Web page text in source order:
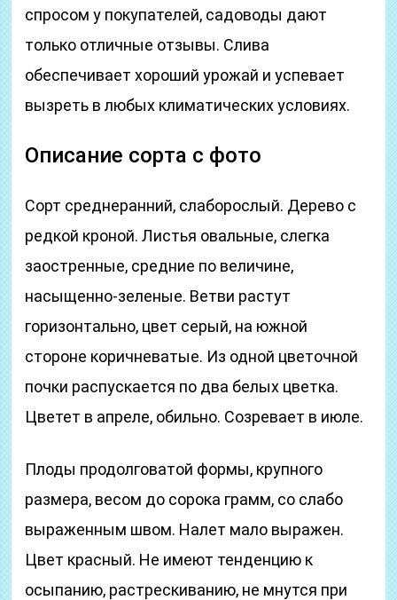
спросом у покупателей, садоводы дают
только отличные отзывы. Слива
обеспечивает хороший урожай и успевает
вызреть в любых климатических условиях.
Описание сорта с фото
Сорт среднеранний, слаборослый. Дерево с
редкой кроной. Листья овальные, слегка
заостренные, средние по величине,
насыщенно-зеленые. Ветви растут
горизонтально, цвет серый, на южной
стороне коричневатые. Из одной цветочной
почки распускается по два белых цветка.
Цветет в апреле, обильно. Созревает в июле.
Плоды продолговатой формы, крупного
размера, весом до сорока грамм, со слабо
выраженным швом. Налет мало выражен.
Цвет красный. Не имеют тенденцию к
осыпанию, растрескиванию, не мнутся при